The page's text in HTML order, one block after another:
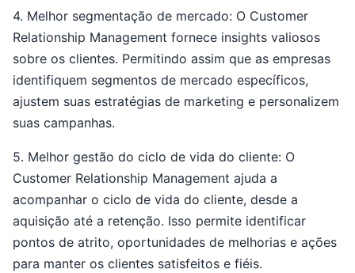
4. Melhor segmentação de mercado: O Customer
Relationship Management fornece insights valiosos
sobre os clientes. Permitindo assim que as empresas
identifiquem segmentos de mercado específicos,
ajustem suas estratégias de marketing e personalizem
suas campanhas.
5. Melhor gestão do ciclo de vida do cliente: O
Customer Relationship Management ajuda a
acompanhar o ciclo de vida do cliente, desde a
aquisição até a retenção. Isso permite identificar
pontos de atrito, oportunidades de melhorias e ações
para manter os clientes satisfeitos e fiéis.